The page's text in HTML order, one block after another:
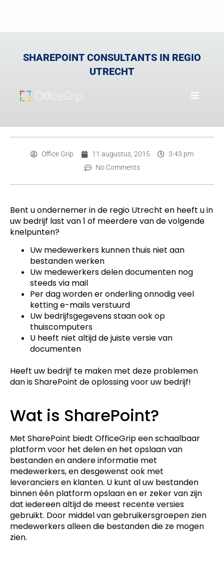
SHAREPOINT CONSULTANTS IN REGIO
UTRECHT
Office Grip 11 augustus, 2015
3:43 pm
No Comments
Bent u ondernemer in de regio Utrecht en heeft u in
uw bedrijf last van 1 of meerdere van de volgende
knelpunten?
Uw medewerkers kunnen thuis niet aan
bestanden werken
Uw medewerkers delen documenten nog
steeds via mail
Per dag worden er onderling onnodig veel
ketting e-mails verstuurd
Uw bedrijfsgegevens staan ook op
thuiscomputers
U heeft niet altijd de juiste versie van
documenten
Heeft uw bedrijf te maken met deze problemen
dan is SharePoint de oplossing voor uw bedrijf!
Wat is SharePoint?
Met SharePoint biedt OfficeGrip een schaalbaar
platform voor het delen en het opslaan van
bestanden en andere informatie met
medewerkers, en desgewenst ook met
leveranciers en klanten. U kunt al uw bestanden
binnen één platform opslaan en er zeker van zijn
dat iedereen altijd de meest recente versies
gebruikt. Door middel van gebruikersgroepen zien
medewerkers alleen die bestanden die ze mogen
zien.